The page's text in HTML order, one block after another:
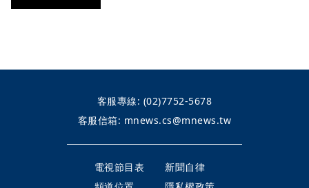
客服專線: (02)7752-5678
客服信箱: mnews.cs@mnews.tw
電視節目表
新聞自律